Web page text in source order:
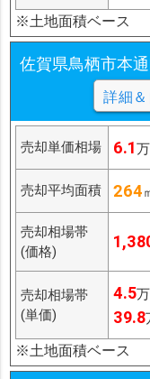
※土地面積ベース
佐賀県鳥栖市本
詳細
売却単価相場 6.1
売却平均面積 264
売却相場帯
(価格)
売却相場帯
(単価)
4.5
39.8
※土地面積ベース